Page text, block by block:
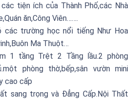
tiện ích của Thành Phố,các Nhà
ăn,Công Viên…….
các trường học nổi tiếng Như Hoa
Ma Thuột…
1 tầng Trệt 2 Tầng lầu.2 phòng
phòng thờ,bếp,sân vườn mini
cao cấp
sang trọng và Đẳng Cấp.Nội Thất